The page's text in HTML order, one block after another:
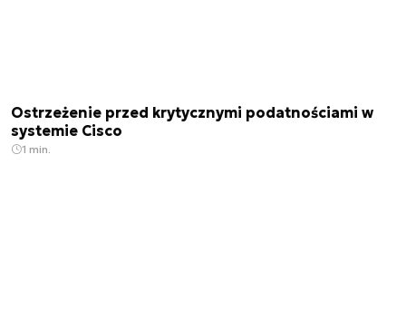
Ostrzeżenie przed krytycznymi podatnościami w
systemie Cisco
1 min.